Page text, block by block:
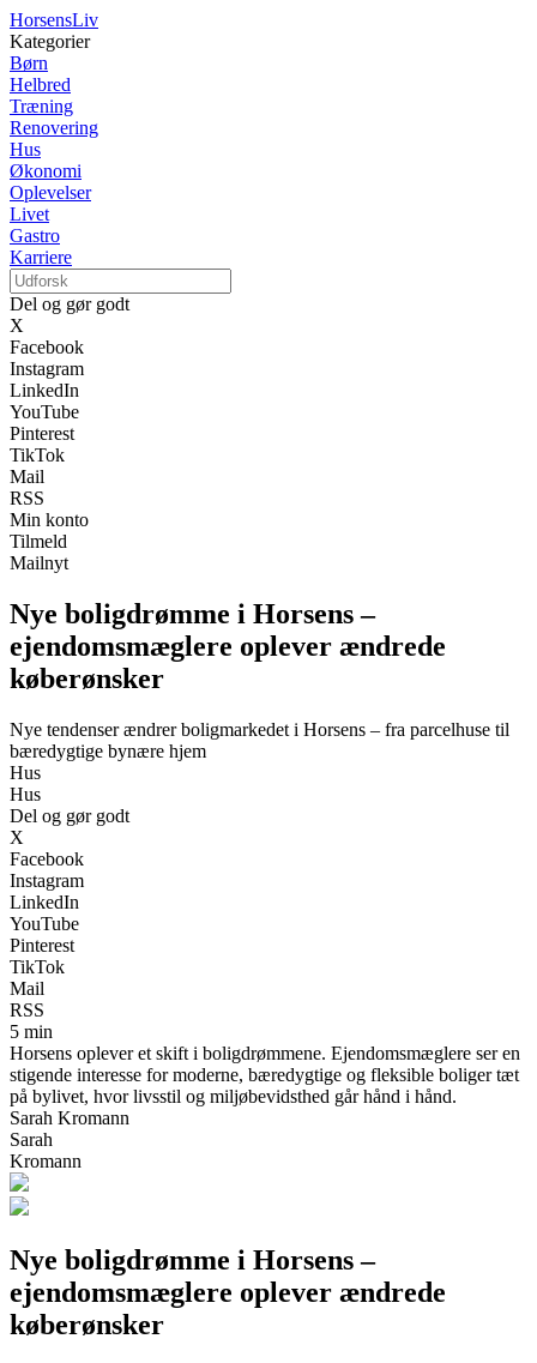
HorsensLiv
Kategorier
Børn
Helbred
Træning
Renovering
Hus
Økonomi
Oplevelser
Livet
Gastro
Karriere
Del og gør godt
X
Facebook
Instagram
LinkedIn
YouTube
Pinterest
TikTok
Mail
RSS
Min konto
Tilmeld
Mailnyt
Nye boligdrømme i Horsens –
ejendomsmæglere oplever ændrede
køberønsker
Nye tendenser ændrer boligmarkedet i Horsens – fra parcelhuse til
bæredygtige bynære hjem
Hus
Hus
Del og gør godt
X
Facebook
Instagram
LinkedIn
YouTube
Pinterest
TikTok
Mail
RSS
5 min
Horsens oplever et skift i boligdrømmene. Ejendomsmæglere ser en
stigende interesse for moderne, bæredygtige og fleksible boliger tæt
på bylivet, hvor livsstil og miljøbevidsthed går hånd i hånd.
Sarah Kromann
Sarah
Kromann
Nye boligdrømme i Horsens –
ejendomsmæglere oplever ændrede
køberønsker